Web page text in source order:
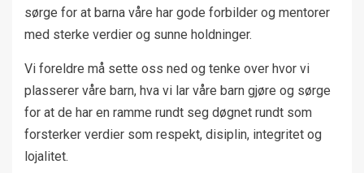
sørge for at barna våre har gode forbilder og mentorer
med sterke verdier og sunne holdninger.
Vi foreldre må sette oss ned og tenke over hvor vi
plasserer våre barn, hva vi lar våre barn gjøre og sørge
for at de har en ramme rundt seg døgnet rundt som
forsterker verdier som respekt, disiplin, integritet og
lojalitet.